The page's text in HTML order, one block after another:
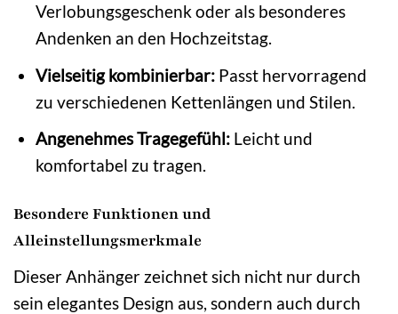
Verlobungsgeschenk oder als besonderes
Andenken an den Hochzeitstag.
Vielseitig kombinierbar:Passt hervorragend
zu verschiedenen Kettenlängen und Stilen.
Angenehmes Tragegefühl:Leicht und
komfortabel zu tragen.
Besondere Funktionen und
Alleinstellungsmerkmale
Dieser Anhänger zeichnet sich nicht nur durch
sein elegantes Design aus, sondern auch durch